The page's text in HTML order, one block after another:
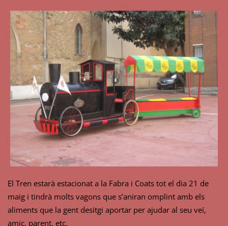
El Tren estarà estacionat a la Fabra i Coats tot el dia 21 de
maig i tindrà molts vagons que s’aniran omplint amb els
aliments que la gent desitgi aportar per ajudar al seu veí,
amic, parent, etc.